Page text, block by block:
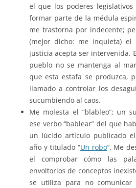
el que los poderes
formar parte de la médula
me trastorna por indecente;
(mejor dicho: me inquieta)
justicia acepta ser intervenida.
pueblo no se mantenga al
que esta estafa se produzca,
llamado a controlar los
sucumbiendo al caos.
Me molesta el “blableo”; un
ese verbo “bablear” del que
un lúcido artículo publicado
año y titulado “Un robo”. Me
el comprobar cómo las
envoltorios de conceptos
se utiliza para no comunicar